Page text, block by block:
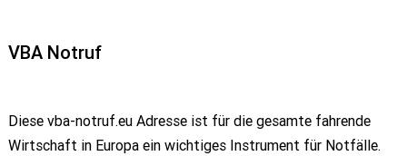
VBA Notruf
Diese vba-notruf.eu Adresse ist für die gesamte fahrende
Wirtschaft in Europa ein wichtiges Instrument für Notfälle.